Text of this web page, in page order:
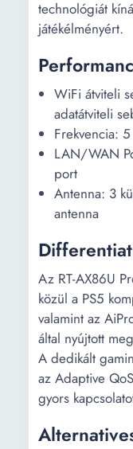
technológiát
játékélményért.
WiFi átviteli
adatátviteli
Frekvencia:
LAN/WAN
port
Antenna: 3
antenna
Az RT-AX86U
közül a PS5
valamint az
által nyújtott
A dedikált
az Adaptive
gyors